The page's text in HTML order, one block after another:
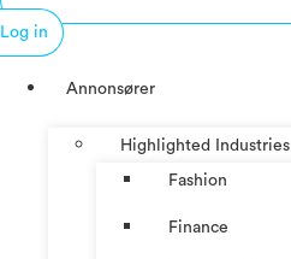
Log in
Annonsører
Highlighted Industries
Fashion
Finance